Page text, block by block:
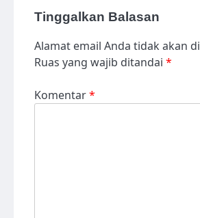
Tinggalkan Balasan
Alamat email Anda tidak akan
Ruas yang wajib ditandai *
Komentar*